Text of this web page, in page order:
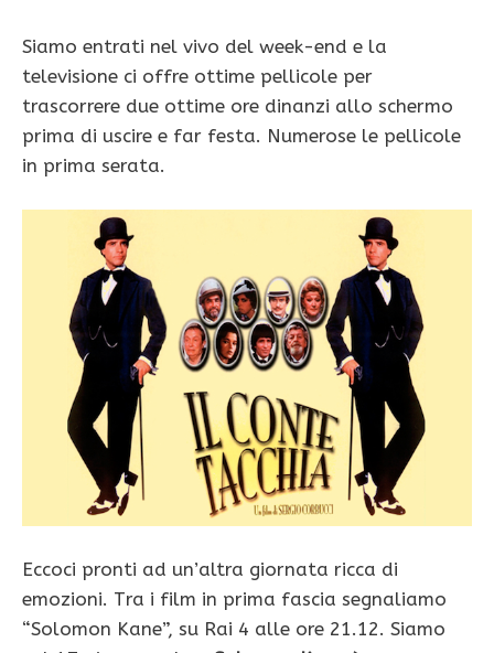
Siamo entrati nel vivo del week-end e la
televisione ci offre ottime pellicole per
trascorrere due ottime ore dinanzi allo schermo
prima di uscire e far festa. Numerose le pellicole
in prima serata.
Eccoci pronti ad un’altra giornata ricca di
emozioni. Tra i film in prima fascia segnaliamo
“Solomon Kane”, su Rai 4 alle ore 21.12. Siamo